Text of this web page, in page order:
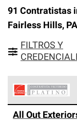
91 Contratistas
Fairless Hills, PA
FILTROS Y
Corning
All Out